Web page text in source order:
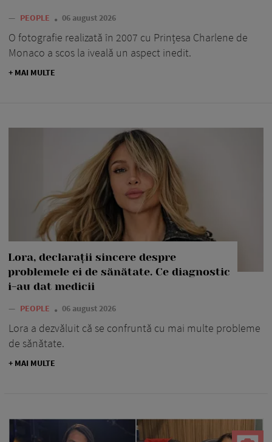
— PEOPLE 06 august 2026
O fotografie realizată în 2007 cu Prințesa Charlene de
Monaco a scos la iveală un aspect inedit.
+ MAI MULTE
Lora, declarații sincere despre
problemele ei de sănătate. Ce diagnostic
i-au dat medicii
— PEOPLE 06 august 2026
Lora a dezvăluit că se confruntă cu mai multe probleme
de sănătate.
+ MAI MULTE